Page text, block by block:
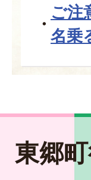
ご注
名乗
東郷